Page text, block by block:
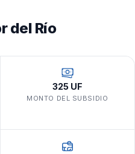
del Río
325 UF
MONTO DEL SUBSIDIO